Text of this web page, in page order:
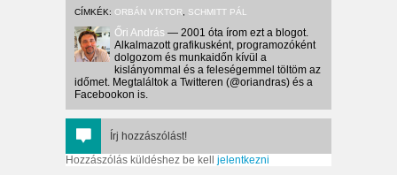
CÍMKÉK: ORBÁN VIKTOR SCHMITT PÁL
Őri András — 2001 óta írom ezt a blogot.
Alkalmazott grafikusként, programozóként
dolgozom és munkaidőn kívül a
kislányommal és a feleségemmel töltöm az
időmet. Megtaláltok a Twitteren (@oriandras) és a
Facebookon is.
Írj hozzászólást!
Hozzászólás küldéshez be kell jelentkezni